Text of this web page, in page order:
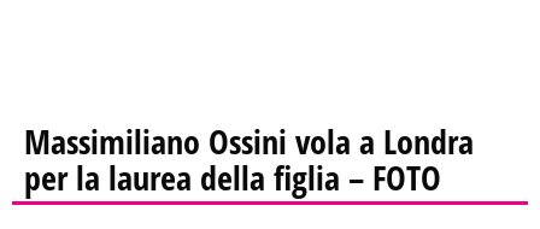
Massimiliano Ossini vola a Londra
per la laurea della figlia – FOTO